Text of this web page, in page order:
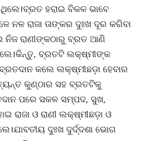
ହରାଇ ବିକଳ ଭାବେ
ନଳ ରାଜା ତାଙ୍କର ଦୁଃଖ ଦୂର କରିବା
ରାଣୀଙ୍କଠାରୁ ବ୍ରତ ଆଣି
ବ୍ରତଟି ଲକ୍ଷ୍ମୀଙ୍କ
କଲେ ଲକ୍ଷ୍ମୀଛଡ଼ା ହେବାର
କୁଣ୍ଠାର ସହ ବ୍ରତଟିକୁ
ପରେ ସକଳ ସମ୍ପଦ, ସୁଖ,
ଓ ରାଣୀ ଲକ୍ଷ୍ମୀଛଡ଼ା ଓ
ଦୁଃଖ ଦୁର୍ଦ୍ଦଶା ଭୋଗ